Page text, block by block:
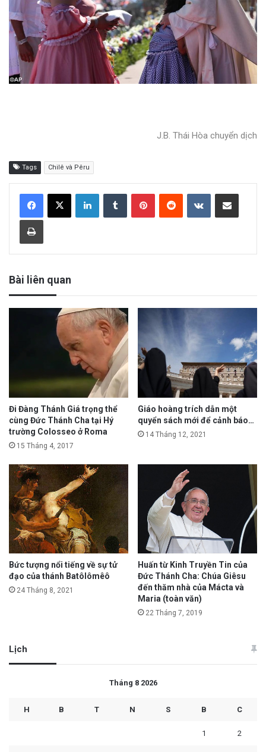
J.B. Thái Hòa chuyển dịch
Tags Chilê và Pêru
Bài liên quan
Đi Đàng Thánh Giá trọng thể
cùng Đức Thánh Cha tại Hý
trường Colosseo ở Roma
15 Tháng 4, 2017
Giáo hoàng trích dẫn một
quyển sách mới để cảnh báo…
14 Tháng 12, 2021
Bức tượng nổi tiếng về sự tử
đạo của thánh Batôlômêô
24 Tháng 8, 2021
Huấn từ Kinh Truyền Tin của
Đức Thánh Cha: Chúa Giêsu
đến thăm nhà của Mácta và
Maria (toàn văn)
22 Tháng 7, 2019
Lịch
Tháng 8 2026
H B T N S B C
1 2